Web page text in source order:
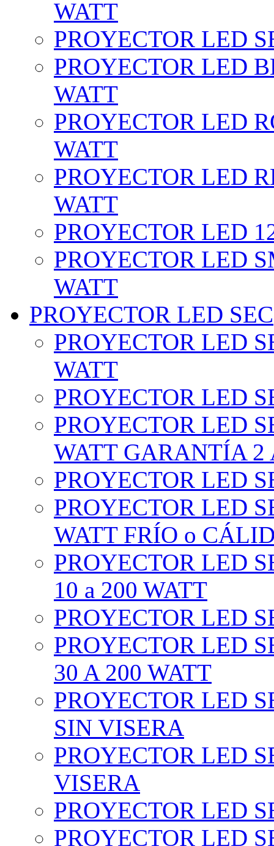
WATT
PROYECTOR LED
PROYECTOR LED
WATT
PROYECTOR LED
WATT
PROYECTOR LED
WATT
PROYECTOR LED
PROYECTOR LED
WATT
PROYECTOR LED SEC
PROYECTOR LED
WATT
PROYECTOR LED
PROYECTOR LED
WATT GARANTÍA 2
PROYECTOR LED
PROYECTOR LED
WATT FRÍO o
PROYECTOR LED
10 a 200 WATT
PROYECTOR LED
PROYECTOR LED
30 A 200 WATT
PROYECTOR LED
SIN VISERA
PROYECTOR LED
VISERA
PROYECTOR LED
PROYECTOR LED